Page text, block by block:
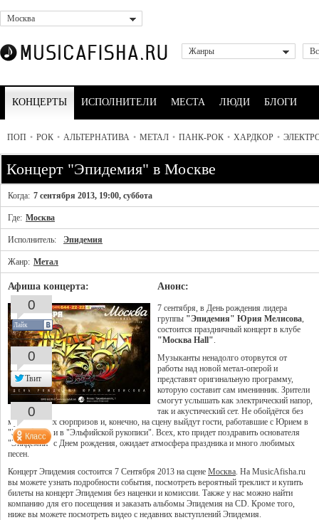
Москва
Жанры
КОНЦЕРТЫ ИСПОЛНИТЕЛИ МЕСТА ЛЮДИ БЛОГИ
ПОП • РОК • АЛЬТЕРНАТИВА • МЕТАЛ • ПАНК-РОК • ХАРДКОР •
Концерт "Эпидемия" в Москве
Когда: 7 сентября 2013, 19:00, суббота
Где: Москва
Исполнитель: Эпидемия
Жанр: Метал
Афиша концерта: Анонс:
7 сентября, в День рождения лидера
группы "Эпидемия" Юрия Мелисова,
состоится праздничный концерт в клубе
"Москва Hall".
Музыканты ненадолго оторвутся от
работы над новой метал-оперой и
представят оригинальную программу,
которую составит сам именинник. Зрители
смогут услышать как электрический напор,
так и акустический сет. Не обойдётся без
музыкальных сюрпризов и, конечно, на сцену выйдут гости, работавшие с Юрием в
"Эпидемии" и в "Эльфийской рукописи". Всех, кто придет поздравить основателя
"Эпидемии" с Днем рождения, ожидает атмосфера праздника и много любимых
песен.
Концерт Эпидемия состоится 7 Сентября 2013 на сцене Москва. На MusicAfisha.ru
вы можете узнать подробности события, посмотреть вероятный треклист и купить
билеты на концерт Эпидемия без наценки и комиссии. Также у нас можно найти
компанию для его посещения и заказать альбомы Эпидемия на CD. Кроме того,
ниже вы можете посмотреть видео с недавних выступлений Эпидемия.
0
Лайк
0
Твит
0